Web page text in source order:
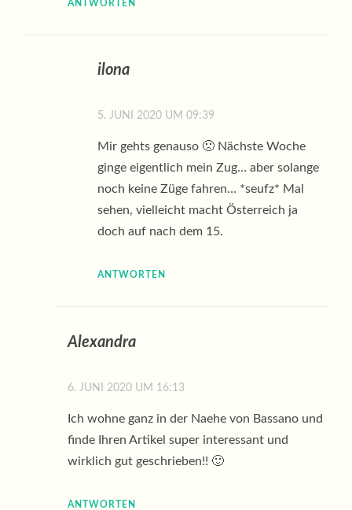
ANTWORTEN
ilona
5. JUNI 2020 UM 09:39
Mir gehts genauso 🙁 Nächste Woche
ginge eigentlich mein Zug… aber solange
noch keine Züge fahren… *seufz* Mal
sehen, vielleicht macht Österreich ja
doch auf nach dem 15.
ANTWORTEN
Alexandra
6. JUNI 2020 UM 16:13
Ich wohne ganz in der Naehe von Bassano und
finde Ihren Artikel super interessant und
wirklich gut geschrieben!! 🙂
ANTWORTEN